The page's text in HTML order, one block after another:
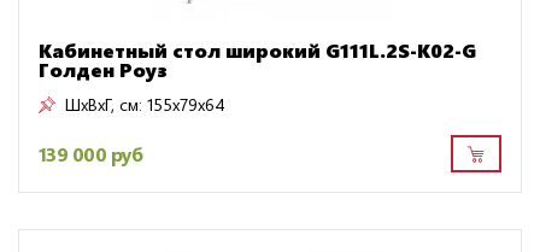
Кабинетный стол широкий G111L.2S-K02-G
Голден Роуз
ШxВxГ, см: 155x79x64
139 000 руб